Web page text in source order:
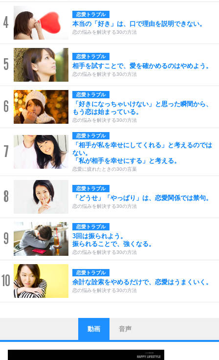
4 恋愛トラブル
本当の「好き」は、口で理由を説明できない。
恋の悩みを解決する30の方法
5 恋愛トラブル
相手を試すことで、愛を確かめるのはやめよう。
恋の悩みを解決する30の方法
6
恋愛トラブル
「好きになっちゃいけない」と思った瞬間から、
もう恋は始まっている。
恋の悩みを解決する30の方法
7
恋愛トラブル
「相手が私を幸せにしてくれる」と考えるのでは
ない。
「私が相手を幸せにする」と考える。
恋愛に疲れたときの30の言葉
8 恋愛トラブル
「どうせ」「やっぱり」は、恋愛関係では禁句。
恋の悩みを解決する30の方法
9
恋愛トラブル
3回は振られよう。
振られることで、強くなる。
恋の悩みを解決する30の方法
10 恋愛トラブル
余計な詮索をやめるだけで、恋愛はうまくいく。
恋の悩みを解決する30の方法
1
ストレス対策
他人と比べない。
いっそのこと、他人を見ない。
いらいらしない人になる30の方法
動画 音声